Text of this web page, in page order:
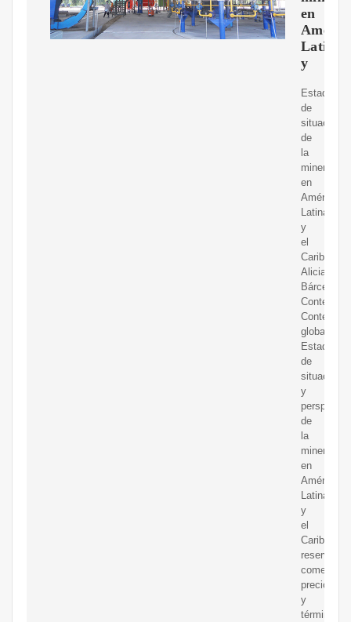
en
Latina
y
Estado
de
situación
de
la
minería
en
América
Latina
y
el
Caribe
Alicia
Bárcena
Contenido
Contexto
global
Estado
de
situación
y
de
la
minería
en
América
Latina
y
el
Caribe:
reservas,
comercio,
precios
y
términos